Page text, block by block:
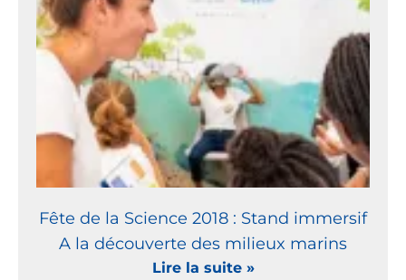
Fête de la Science 2018 : Stand immersif
A la découverte des milieux marins
Lire la suite »